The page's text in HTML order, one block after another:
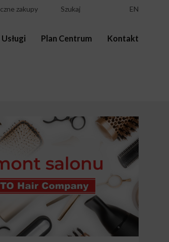
zakupy Szukaj EN
Usługi Plan Centrum Kontakt